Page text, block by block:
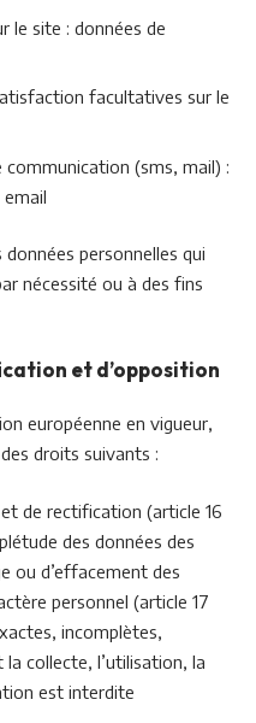
le site : données de
facultatives sur le
communication (sms, mail) :
personnelles qui
nécessité ou à des fins
et d’opposition
européenne en vigueur,
droits suivants :
et de rectification (article 16
des données des
ou d’effacement des
personnel (article 17
incomplètes,
collecte, l’utilisation, la
est interdite